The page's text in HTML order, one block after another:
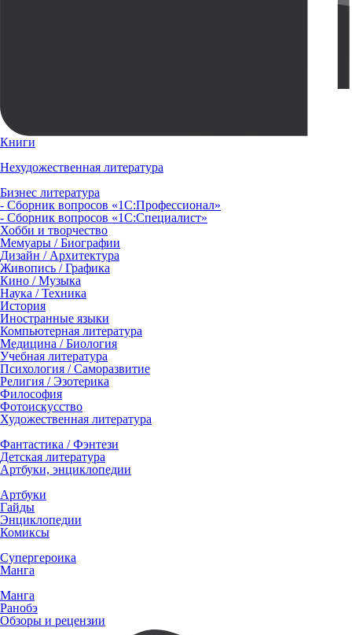
Книги
Нехудожественная литература
Бизнес литература
- Сборник вопросов «1С:Профессионал»
- Сборник вопросов «1С:Специалист»
Хобби и творчество
Мемуары / Биографии
Дизайн / Архитектура
Живопись / Графика
Кино / Музыка
Наука / Техника
История
Иностранные языки
Компьютерная литература
Медицина / Биология
Учебная литература
Психология / Саморазвитие
Религия / Эзотерика
Философия
Фотоискусство
Художественная литература
Фантастика / Фэнтези
Детская литература
Артбуки, энциклопедии
Артбуки
Гайды
Энциклопедии
Комиксы
Супергероика
Манга
Манга
Ранобэ
Обзоры и рецензии